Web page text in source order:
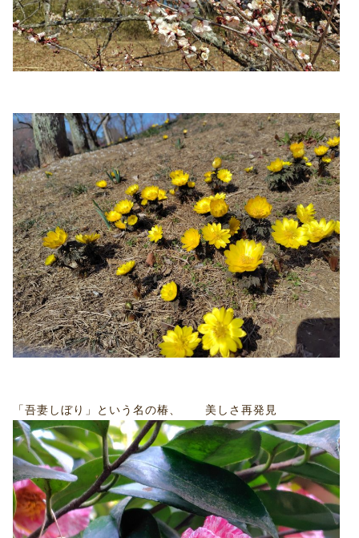
「吾妻しぼり」という名の椿、 美しさ再発見